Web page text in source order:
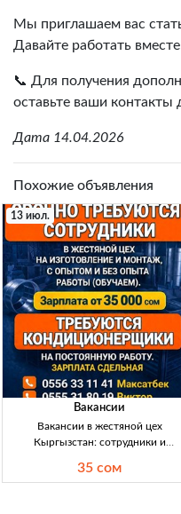
Мы приглашаем вас
Давайте работать
📞 Для получения
оставьте ваши контакты
Дата 14.04.2026
Похожие объявления
13 июл.
Вакансии
Вакансии в жестяной цех
Кыргызстан: сотрудники и
опытом и без) — зарплата от 35000
35 сом